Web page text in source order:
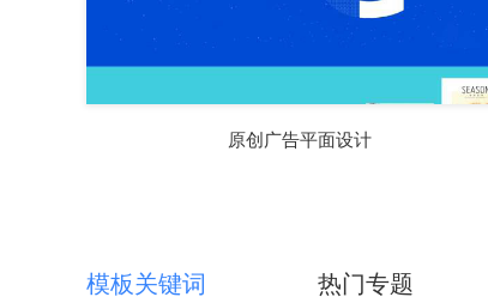
原创广告平面设计
模板关键词 热门专题